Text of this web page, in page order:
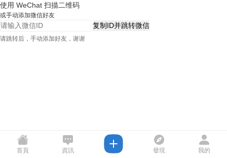
使用 WeChat 扫描二维码
或手动添加微信好友
复制ID并跳转微信
请跳转后，手动添加好友，谢谢
首頁 資訊 發現 我的